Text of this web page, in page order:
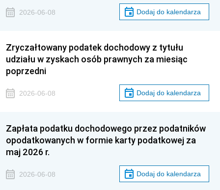
2026-06-08 Dodaj do kalendarza
Zryczałtowany podatek dochodowy z tytułu
udziału w zyskach osób prawnych za miesiąc
poprzedni
2026-06-08 Dodaj do kalendarza
Zapłata podatku dochodowego przez podatników
opodatkowanych w formie karty podatkowej za
maj 2026 r.
2026-06-08 Dodaj do kalendarza